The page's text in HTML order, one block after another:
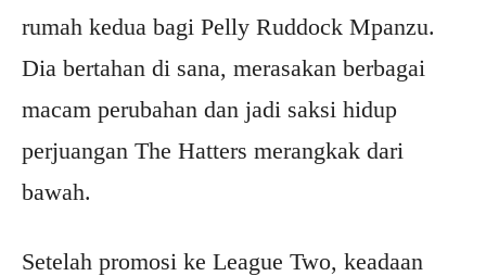
rumah kedua bagi Pelly Ruddock Mpanzu.
Dia bertahan di sana, merasakan berbagai
macam perubahan dan jadi saksi hidup
perjuangan The Hatters merangkak dari
bawah.
Setelah promosi ke League Two, keadaan